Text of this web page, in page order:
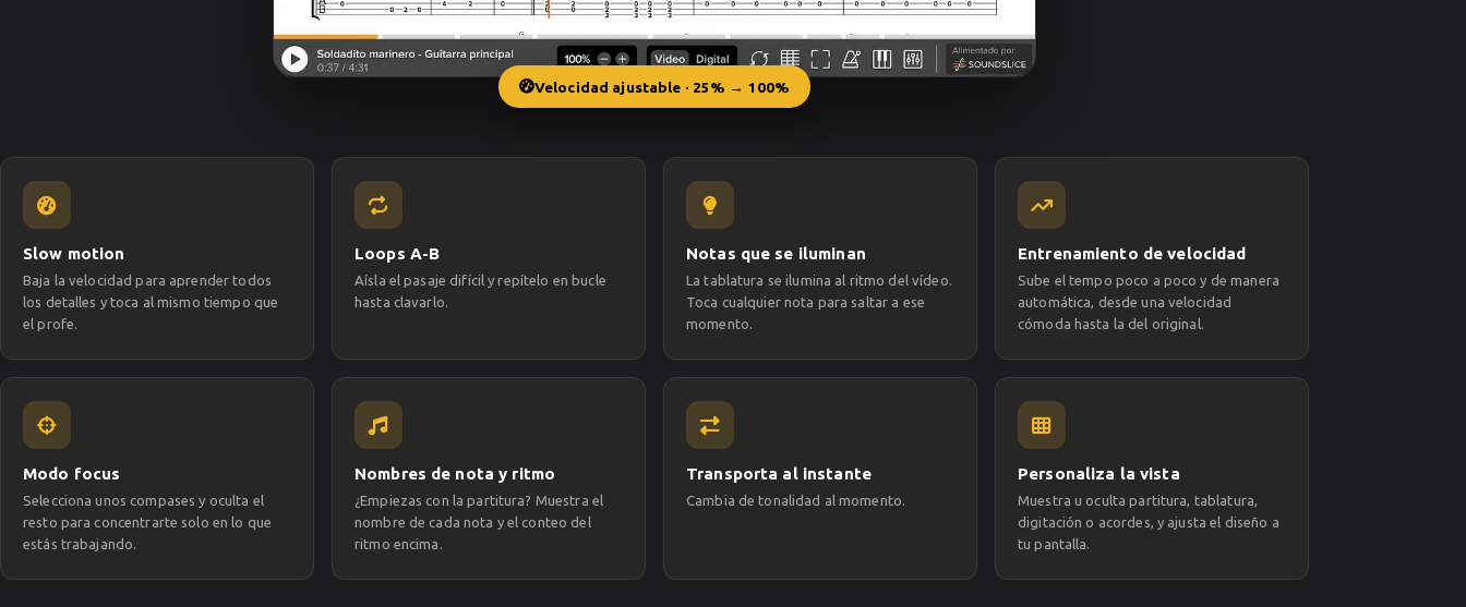
Velocidad ajustable · 25% → 100%
Slow motion
Baja la velocidad para aprender todos
los detalles y toca al mismo tiempo que
el profe.
Loops A-B
Aísla el pasaje difícil y repítelo en bucle
hasta clavarlo.
Notas que se iluminan
La tablatura se ilumina al ritmo del vídeo.
Toca cualquier nota para saltar a ese
momento.
Entrenamiento de velocidad
Sube el tempo poco a poco y de manera
automática, desde una velocidad
cómoda hasta la del original.
Modo focus
Selecciona unos compases y oculta el
resto para concentrarte solo en lo que
estás trabajando.
Nombres de nota y ritmo
¿Empiezas con la partitura? Muestra el
nombre de cada nota y el conteo del
ritmo encima.
Transporta al instante
Cambia de tonalidad al momento.
Personaliza la vista
Muestra u oculta partitura, tablatura,
digitación o acordes, y ajusta el diseño a
tu pantalla.